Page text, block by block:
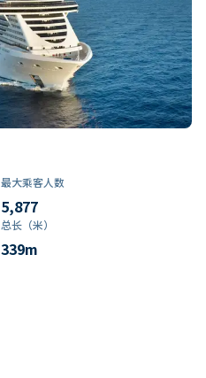
最大乘客人数
5,877
总长（米）
339m